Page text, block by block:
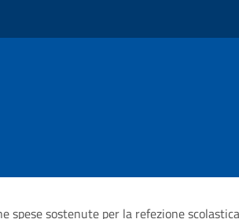
spese sostenute per la refezione scolastica